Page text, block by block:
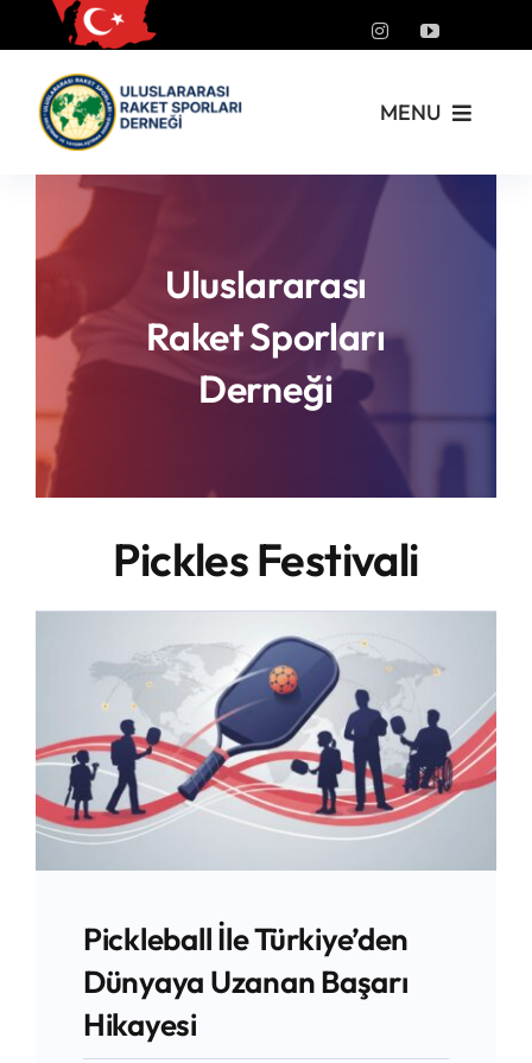
to
content
MENU
Kurumsal
Yönetmelikler
Turnuvalar
PickleFast
Branşlar
Uluslararası
Raket Sporları
Derneği
Pickles Festivali
Pickleball İle Türkiye’den
Dünyaya Uzanan Başarı
Hikayesi